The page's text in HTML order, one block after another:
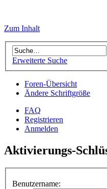
Zum Inhalt
Erweiterte Suche
Foren-Übersicht
Ändere Schriftgröße
FAQ
Registrieren
Anmelden
Aktivierungs-
Benutzername: